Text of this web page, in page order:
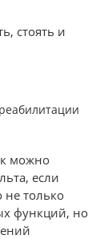
стоять и
можно
если
не только
функций, но